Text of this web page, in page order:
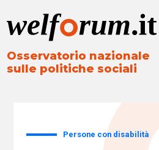
Osservatorio nazionale
sulle politiche sociali
Persone con disabilità